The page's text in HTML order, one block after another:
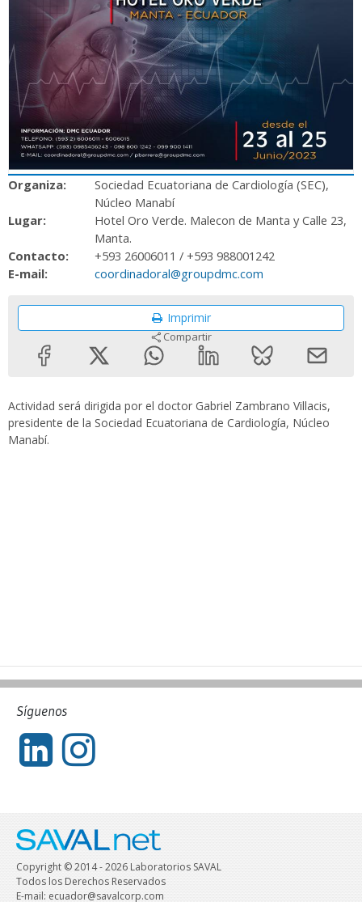
Organiza:
Sociedad Ecuatoriana de Cardiología (SEC),
Núcleo Manabí
Lugar:
Hotel Oro Verde. Malecon de Manta y Calle 23,
Manta.
Contacto:
+593 26006011 / +593 988001242
E-mail:
coordinadoral@groupdmc.com
Imprimir
Compartir
Actividad será dirigida por el doctor Gabriel Zambrano Villacis,
presidente de la Sociedad Ecuatoriana de Cardiología, Núcleo
Manabí.
Síguenos
Copyright © 2014 - 2026 Laboratorios SAVAL
Todos los Derechos Reservados
E-mail: ecuador@savalcorp.com